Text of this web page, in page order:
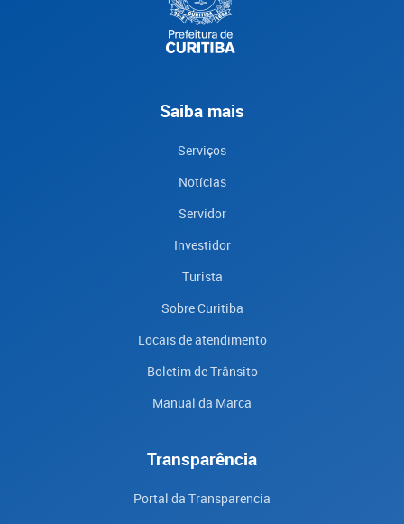
Saiba mais
Serviços
Notícias
Servidor
Investidor
Turista
Sobre Curitiba
Locais de atendimento
Boletim de Trânsito
Manual da Marca
Transparência
Portal da Transparencia